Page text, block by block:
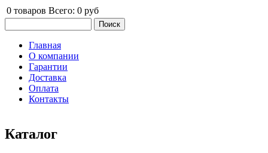
0 товаров Всего: 0 руб
Главное меню
Главная
О компании
Гарантии
Доставка
Оплата
Контакты
Каталог